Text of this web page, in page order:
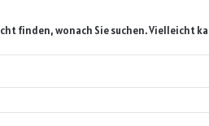
finden, wonach Sie suchen. Vielleicht